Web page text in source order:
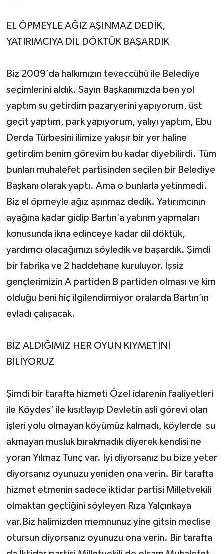
EL ÖPMEYLE AĞIZ AŞINMAZ DEDİK,
YATIRIMCIYA DİL DÖKTÜK BAŞARDIK
Biz 2009’da halkımızın teveccühü ile Belediye
seçimlerini aldık. Sayın Başkanımızda ben yol
yaptım su getirdim pazaryerini yapıyorum, üst
geçit yaptım, park yapıyorum, yalıyı yaptım, Ebu
Derda Türbesini ilimize yakışır bir yer haline
getirdim benim görevim bu kadar diyebilirdi. Tüm
bunları muhalefet partisinden seçilen bir Belediye
Başkanı olarak yaptı. Ama o bunlarla yetinmedi.
Biz el öpmeyle ağız aşınmaz dedik. Yatırımcının
ayağına kadar gidip Bartın’a yatırım yapmaları
konusunda ikna edinceye kadar dil döktük,
yardımcı olacağımızı söyledik ve başardık. Şimdi
bir fabrika ve 2 haddehane kuruluyor. İşsiz
gençlerimizin A partiden B partiden olması ve kim
olduğu beni hiç ilgilendirmiyor oralarda Bartın’ın
evladı çalışacak.
BİZ ALDIĞIMIZ HER OYUN KIYMETİNİ
BİLİYORUZ
Şimdi bir tarafta hizmeti Özel idarenin faaliyetleri
ile Köydes’ ile kısıtlayıp Devletin asli görevi olan
işleri yolu olmayan köyümüz kalmadı, köylerde su
akmayan musluk bırakmadık diyerek kendisi ne
yoran Yılmaz Tunç var. İyi diyorsanız bu bize yeter
diyorsanız oyunuzu yeniden ona verin. Bir tarafta
hizmet etmenin sadece iktidar partisi Milletvekili
olmaktan geçtiğini söyleyen Rıza Yalçınkaya
var.Biz halimizden memnunuz yine gitsin meclise
otursun diyorsanız oyunuzu ona verin. Bir tarafta